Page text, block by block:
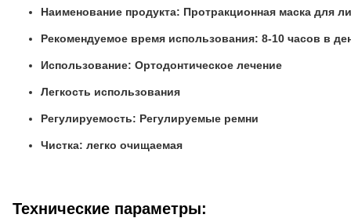
Наименование продукта: Протракционная маска для
Рекомендуемое время использования: 8-10 часов в
Использование: Ортодонтическое лечение
Легкость использования
Регулируемость: Регулируемые ремни
Чистка: легко очищаемая
Технические параметры: